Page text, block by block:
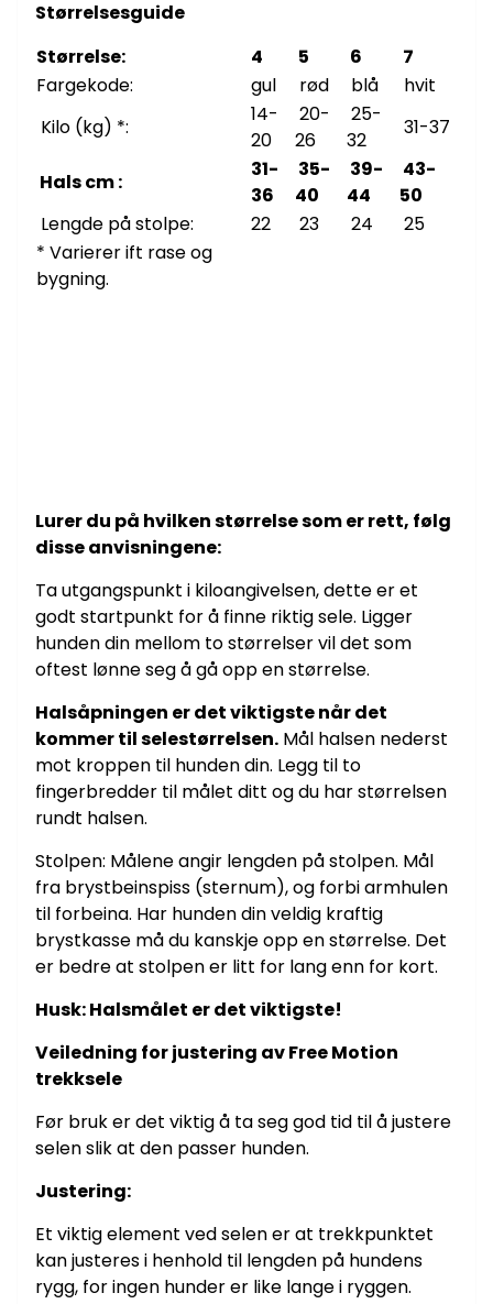
Størrelsesguide
Størrelse:
4 5 6
7
Fargekode:
gul rød blå
hvit
Kilo (kg) *:
14-
20
20-
26
25-
32
31-37
Hals cm :
31-
36
35-
40
39-
44
43-
50
Lengde på stolpe:
22 23 24
25
* Varierer ift rase og
bygning.
Lurer du på hvilken størrelse som er rett, følg
disse anvisningene:
Ta utgangspunkt i kiloangivelsen, dette er et
godt startpunkt for å finne riktig sele. Ligger
hunden din mellom to størrelser vil det som
oftest lønne seg å gå opp en størrelse.
Halsåpningen er det viktigste når det
kommer til selestørrelsen. Mål halsen nederst
mot kroppen til hunden din. Legg til to
fingerbredder til målet ditt og du har størrelsen
rundt halsen.
Stolpen: Målene angir lengden på stolpen. Mål
fra brystbeinspiss (sternum), og forbi armhulen
til forbeina. Har hunden din veldig kraftig
brystkasse må du kanskje opp en størrelse. Det
er bedre at stolpen er litt for lang enn for kort.
Husk: Halsmålet er det viktigste!
Veiledning for justering av Free Motion
trekksele
Før bruk er det viktig å ta seg god tid til å justere
selen slik at den passer hunden.
Justering:
Et viktig element ved selen er at trekkpunktet
kan justeres i henhold til lengden på hundens
rygg, for ingen hunder er like lange i ryggen.